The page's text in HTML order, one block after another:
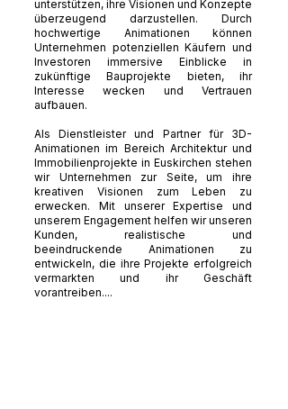
unterstützen, ihre Visionen und Konzepte
überzeugend darzustellen. Durch
hochwertige Animationen können
Unternehmen potenziellen Käufern und
Investoren immersive Einblicke in
zukünftige Bauprojekte bieten, ihr
Interesse wecken und Vertrauen
aufbauen.
Als Dienstleister und Partner für 3D-
Animationen im Bereich Architektur und
Immobilienprojekte in Euskirchen stehen
wir Unternehmen zur Seite, um ihre
kreativen Visionen zum Leben zu
erwecken. Mit unserer Expertise und
unserem Engagement helfen wir unseren
Kunden, realistische und
beeindruckende Animationen zu
entwickeln, die ihre Projekte erfolgreich
vermarkten und ihr Geschäft
vorantreiben....